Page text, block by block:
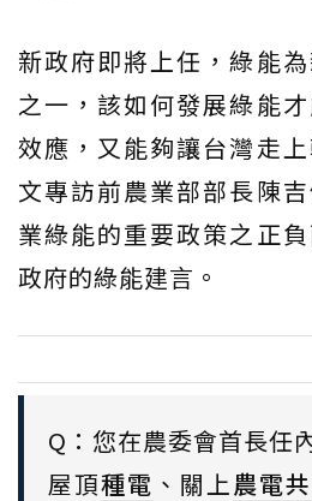
新政府即將上任，綠能
之一，該如何發展綠能
效應，又能夠讓台灣走
文專訪前農業部部長陳
業綠能的重要政策之正
政府的綠能建言。
Q：您在農委會首長任
屋頂種電 、關上農電